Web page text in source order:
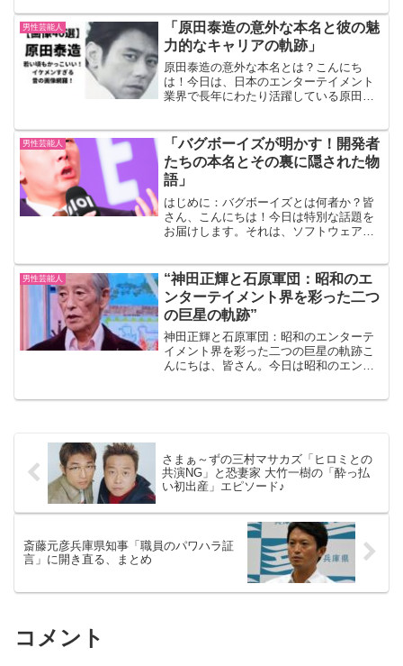
「ザ・パンチ」の浜崎が、新婚旅行に行
っていたことが発覚したのです...
男性芸能人
「原田泰造の意外な本名と彼の魅
力的なキャリアの軌跡」
原田泰造の意外な本名とは？こんにち
は！今日は、日本のエンターテイメント
業界で長年にわたり活躍している原田泰
を持っていますか？ユーモラスで親しみ
やすいキャラクター、多才な...
男性芸能人
「バグボーイズが明かす！開発者
たちの本名とその裏に隠された物
語」
はじめに：バグボーイズとは何者か？皆
さん、こんにちは！今日は特別な話題を
お届けします。それは、ソフトウェア開
ボーイズとは、ソフトウェアのバグを見
つけ、修正することに特化...
男性芸能人
“神田正輝と石原軍団：昭和のエ
ンターテイメント界を彩った二つ
の巨星の軌跡”
神田正輝と石原軍団：昭和のエンターテ
イメント界を彩った二つの巨星の軌跡こ
んにちは、皆さん。今日は昭和のエンタ
さまぁ～ずの三村マサカズ「ヒロミとの
共演NG」と恐妻家 大竹一樹の「酔っ払
い初出産」エピソード♪
斎藤元彦兵庫県知事「職員のパワハラ証
言」に開き直る、まとめ
コメント